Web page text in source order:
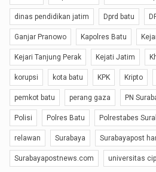
dinas pendidikan jatim Dprd batu
Ganjar Pranowo Kapolres Batu
Kejari Tanjung Perak Kejati Jatim
korupsi kota batu KPK Kripto
pemkot batu perang gaza PN
Polisi Polres Batu Polrestabes
relawan Surabaya Surabayapost
Surabayapostnews.com universitas